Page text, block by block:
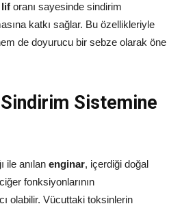
lif oranı sayesinde sindirim
katkı sağlar. Bu özellikleriyle
de doyurucu bir sebze olarak öne
Sistemine
ile anılan enginar, içerdiği doğal
fonksiyonlarının
olabilir. Vücuttaki toksinlerin